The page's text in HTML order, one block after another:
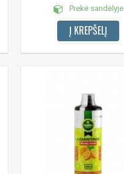
Prekė sandėlyje
Į KREPŠELĮ